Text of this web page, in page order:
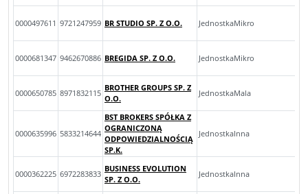
0000497611 9721247959 BR STUDIO SP. Z O.O. JednostkaMikro
0000681347 9462670886 BREGIDA SP. Z O.O. JednostkaMikro
0000650785 8971832115
BROTHER GROUPS SP. Z
O.O.
JednostkaMala
0000635996 5833214644
BST BROKERS SPÓŁKA Z
OGRANICZONĄ
ODPOWIEDZIALNOŚCIĄ
SP.K.
JednostkaInna
0000362225 6972283833
BUSINESS EVOLUTION
SP. Z O.O.
JednostkaInna